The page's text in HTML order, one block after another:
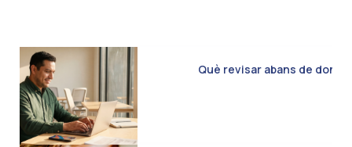
Què revisar abans de